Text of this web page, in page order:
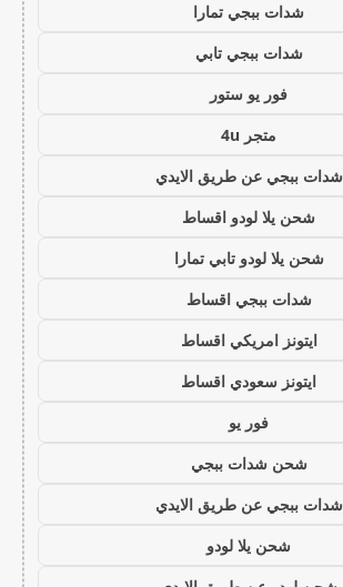
شدات ببجي تمارا
شدات ببجي تابي
فور يو ستور
متجر 4u
شدات ببجي عن طريق الايدي
شحن يلا لودو اقساط
شحن يلا لودو تابي تمارا
شدات ببجي اقساط
ايتونز امريكي اقساط
ايتونز سعودي اقساط
فور يو
شحن شدات ببجي
شدات ببجي عن طريق الايدي
شحن يلا لودو